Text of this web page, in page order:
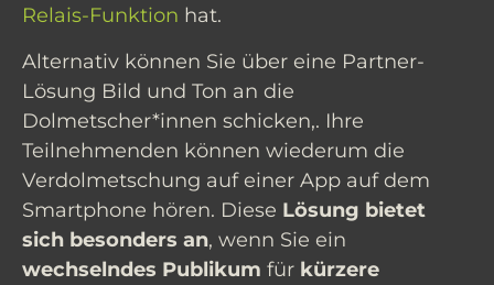
Relais-Funktion hat.
Alternativ können Sie über eine Partner-
Lösung Bild und Ton an die
Dolmetscher*innen schicken,. Ihre
Teilnehmenden können wiederum die
Verdolmetschung auf einer App auf dem
Smartphone hören. Diese Lösung bietet
sich besonders an, wenn Sie ein
wechselndes Publikum für kürzere